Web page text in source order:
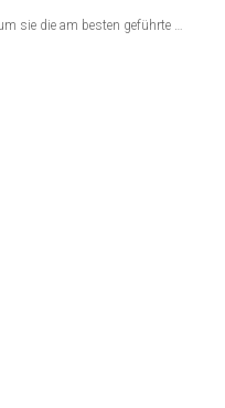
sie die am besten geführte …